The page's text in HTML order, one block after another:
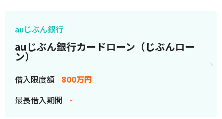
auじぶん銀行
auじぶん銀行カードローン（じぶんロー
ン）
借入限度額
800万円
最長借入期間
-